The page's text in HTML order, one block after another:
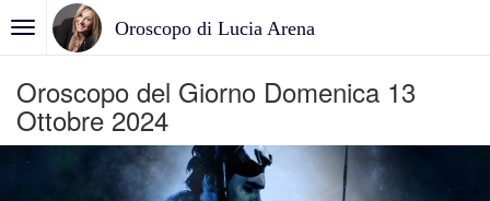
Oroscopo di Lucia Arena
Oroscopo del Giorno Domenica 13
Ottobre 2024